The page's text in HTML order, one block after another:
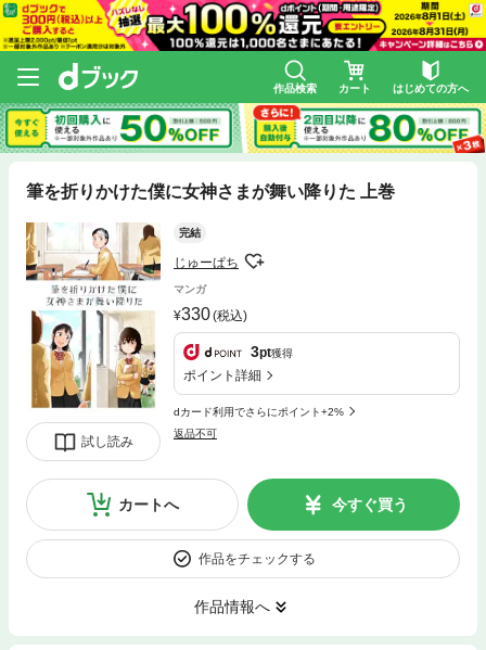
作品検索 カート はじめての方へ
筆を折りかけた僕に女神さまが舞い降りた 上巻
試し読み
完結
じゅーぱち
マンガ
330(税込)
3pt獲得
ポイント詳細
dカード利用でさらにポイント+2%
返品不可
カートへ 今すぐ買う
作品をチェックする
作品情報へ